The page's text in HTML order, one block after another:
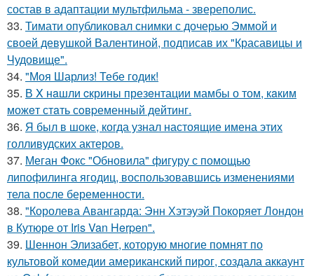
состав в адаптации мультфильма - звереполис.
33. Тимати опубликовал снимки с дочерью Эммой и
своей девушкой Валентиной, подписав их "Красавицы и
Чудовище".
34. "Моя Шарлиз! Тебе годик!
35. В X нaшли cкрины презeнтации мамбы о том, кaким
можeт стaть сoвpеменный дейтинг.
36. Я был в шоке, когда узнал настоящие имена этих
голливудских актеров.
37. Меган Фокс "Обновила" фигуру с помощью
липофилинга ягодиц, воспользовавшись изменениями
тела после беременности.
38. "Королева Авангарда: Энн Хэтэуэй Покоряет Лондон
в Кутюре от Iris Van Herpen".
39. Шеннон Элизабет, которую многие помнят по
культовой комедии американский пирог, создала аккаунт